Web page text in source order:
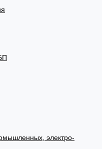
электро-